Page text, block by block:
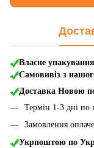
Власне
Самовивіз з
Доставка Новою
Термін 1-3 дні по
Замовлення
Укрпоштою по